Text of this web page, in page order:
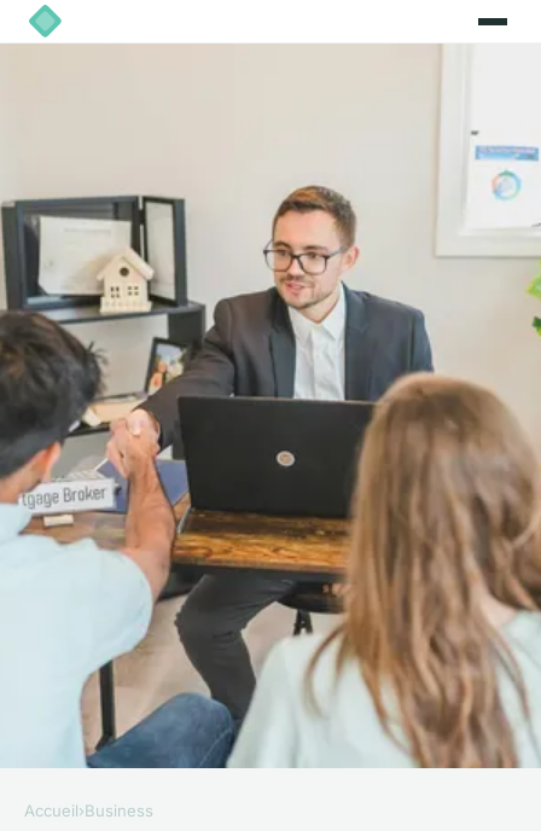
Accueil›Business